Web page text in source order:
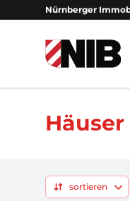
Nürnberger
NIB -
sortieren